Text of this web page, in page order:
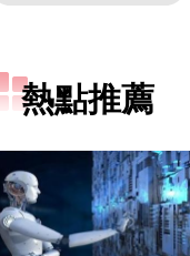
熱點推薦